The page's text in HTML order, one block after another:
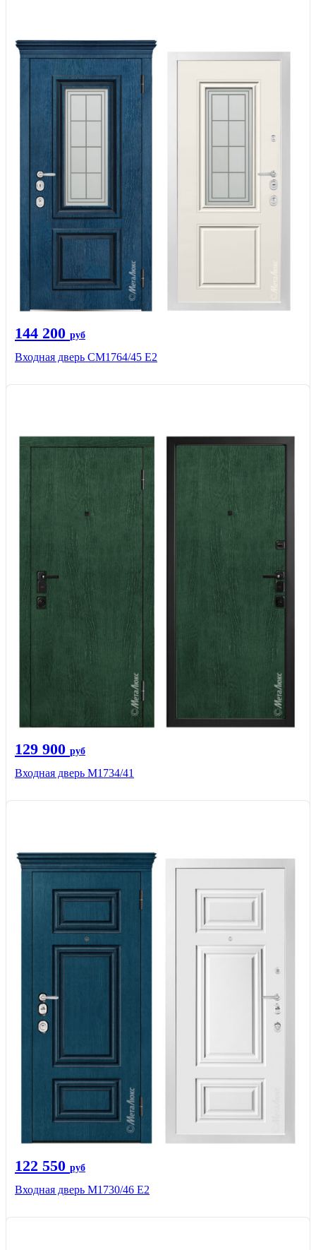
144 200 руб
Входная дверь СМ1764/45 Е2
129 900 руб
Входная дверь М1734/41
122 550 руб
Входная дверь М1730/46 Е2